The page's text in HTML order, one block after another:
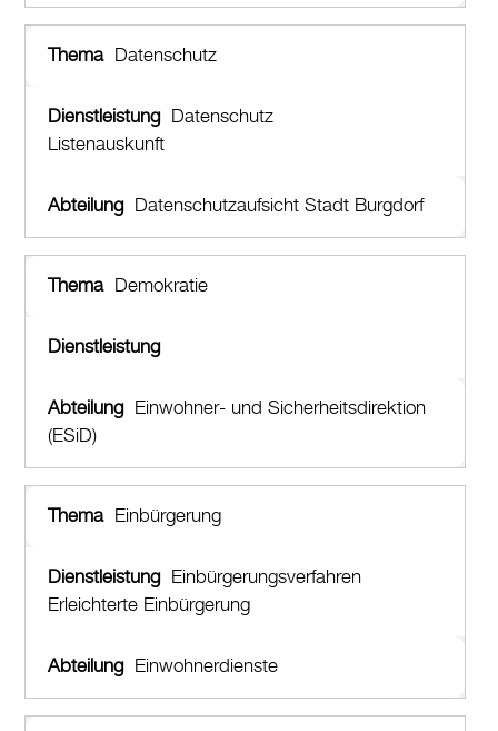
Datenschutz
Datenschutz
Listenauskunft
Datenschutzaufsicht Stadt Burgdorf
Demokratie
Einwohner- und Sicherheitsdirektion
(ESiD)
Einbürgerung
Einbürgerungsverfahren
Erleichterte Einbürgerung
Einwohnerdienste